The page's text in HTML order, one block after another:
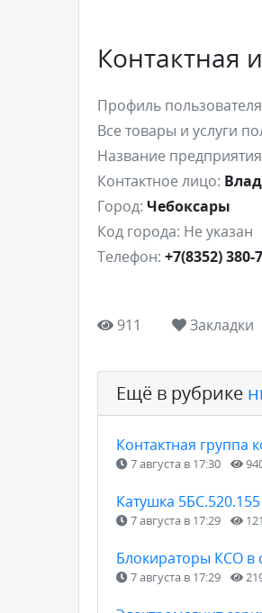
Контактная
Профиль
Все товары и услуги
Название
Контактное лицо:
Город: Чебоксары
Код города: Не указан
Телефон: +7(8352) 380-
911 Закладки
Ещё в рубрике
Контактная
7 августа в 17:30
Катушка
7 августа в 17:29
Блокираторы КСО в
7 августа в 17:29